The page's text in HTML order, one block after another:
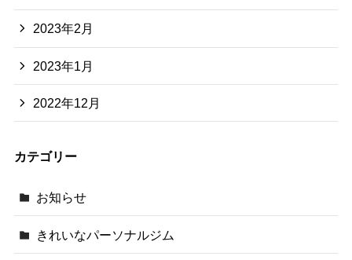
2023年2月
2023年1月
2022年12月
カテゴリー
お知らせ
きれいなパーソナルジム